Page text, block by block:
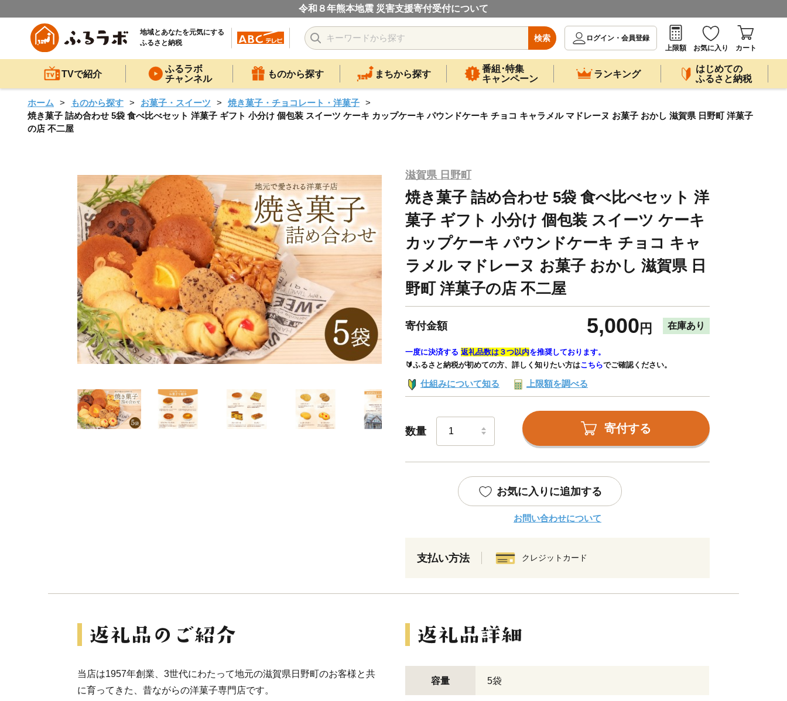
令和８年熊本地震 災害支援寄付受付について
地域とあなたを元気にする
ふるさと納税
検索
ログイン・会員登録
上限額
お気に入り カート
TVで紹介
ふるラボ
チャンネル
ものから探す まちから探す
番組･特集
キャンペーン
ランキング
はじめての
ふるさと納税
ホーム ものから探す お菓子・スイーツ
焼き菓子・チョコレート・洋菓子
焼き菓子 詰め合わせ 5袋 食べ比べセット 洋菓子 ギフト 小分け 個包装 スイーツ ケーキ カップケーキ パウンドケーキ チョコ キャラメル マドレーヌ お菓子 おかし 滋賀県 日野町 洋菓子
の店 不二屋
滋賀県 日野町
焼き菓子 詰め合わせ 5袋 食べ比べセット 洋
菓子 ギフト 小分け 個包装 スイーツ ケーキ
カップケーキ パウンドケーキ チョコ キャ
ラメル マドレーヌ お菓子 おかし 滋賀県 日
野町 洋菓子の店 不二屋
寄付金額 5,000 円 在庫あり
一度に決済する 返礼品数は３つ以内を推奨しております。
🔰ふるさと納税が初めての方、詳しく知りたい方はこちらでご確認ください。
仕組みについて知る 上限額を調べる
数量 寄付する
お気に入りに追加する
お問い合わせについて
支払い方法 クレジットカード
当店は1957年創業、3世代にわたって地元の滋賀県日野町のお客様と共
に育ってきた、昔ながらの洋菓子専門店です。
容量 5袋